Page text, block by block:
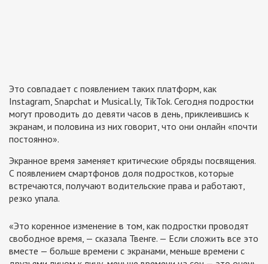
Это совпадает с появлением таких платформ, как
Instagram, Snapchat и Musical.ly, TikTok. Сегодня подростки
могут проводить до девяти часов в день, приклеившись к
экранам, и половина из них говорит, что они онлайн «почти
постоянно».
Экранное время заменяет критические обряды посвящения.
С появлением смартфонов доля подростков, которые
встречаются, получают водительские права и работают,
резко упала.
«Это коренное изменение в том, как подростки проводят
свободное время, — сказала Твенге. — Если сложить все это
вместе — больше времени с экранами, меньше времени с